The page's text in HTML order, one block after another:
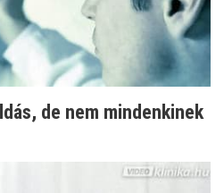
de nem mindenkinek